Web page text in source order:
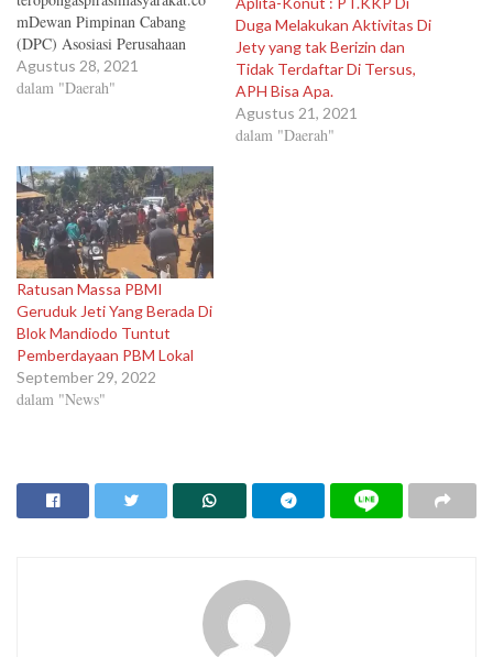
mDewan Pimpinan Cabang
(DPC) Asosiasi Perusahaan
Bongkar Muat Indonesia
(APBMI) Konawe Utara
dalam proses pembongkaran.
Penegasan itu disampaikan
Ketua DPC APBMI Konut,
Alfian Tajuddin, Sabtu,
(28/8/2021). "Permintaan
untuk diakomodir masyarakat
Motui dalam bekerja…
Agustus 28, 2021
dalam "Daerah"
Duga Melakukan Aktivitas Di
Jety yang tak Berizin dan
Tidak Terdaftar Di Tersus,
APH Bisa Apa.
Agustus 21, 2021
dalam "Daerah"
Ratusan Massa PBMI
Geruduk Jeti Yang Berada Di
Blok Mandiodo Tuntut
Pemberdayaan PBM Lokal
September 29, 2022
dalam "News"